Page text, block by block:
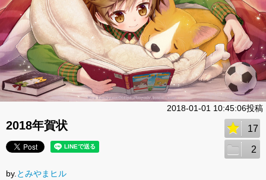
2018-01-01 10:45:06投稿
2018年賀状 17
2
by.とみやまヒル